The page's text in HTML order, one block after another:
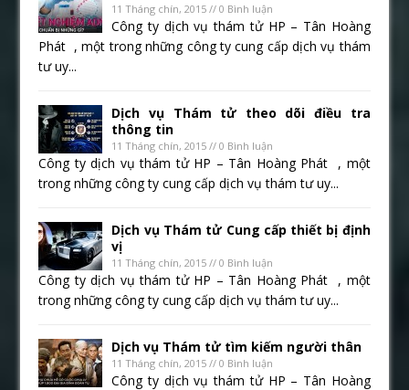
11 Tháng chín, 2015 // 0 Bình luận
Công ty dịch vụ thám tử HP – Tân Hoàng
Phát , một trong những công ty cung cấp dịch vụ thám
tư uy...
Dịch vụ Thám tử theo dõi điều tra
thông tin
11 Tháng chín, 2015 // 0 Bình luận
Công ty dịch vụ thám tử HP – Tân Hoàng Phát , một
trong những công ty cung cấp dịch vụ thám tư uy...
Dịch vụ Thám tử Cung cấp thiết bị định
vị
11 Tháng chín, 2015 // 0 Bình luận
Công ty dịch vụ thám tử HP – Tân Hoàng Phát , một
trong những công ty cung cấp dịch vụ thám tư uy...
Dịch vụ Thám tử tìm kiếm người thân
11 Tháng chín, 2015 // 0 Bình luận
Công ty dịch vụ thám tử HP – Tân Hoàng